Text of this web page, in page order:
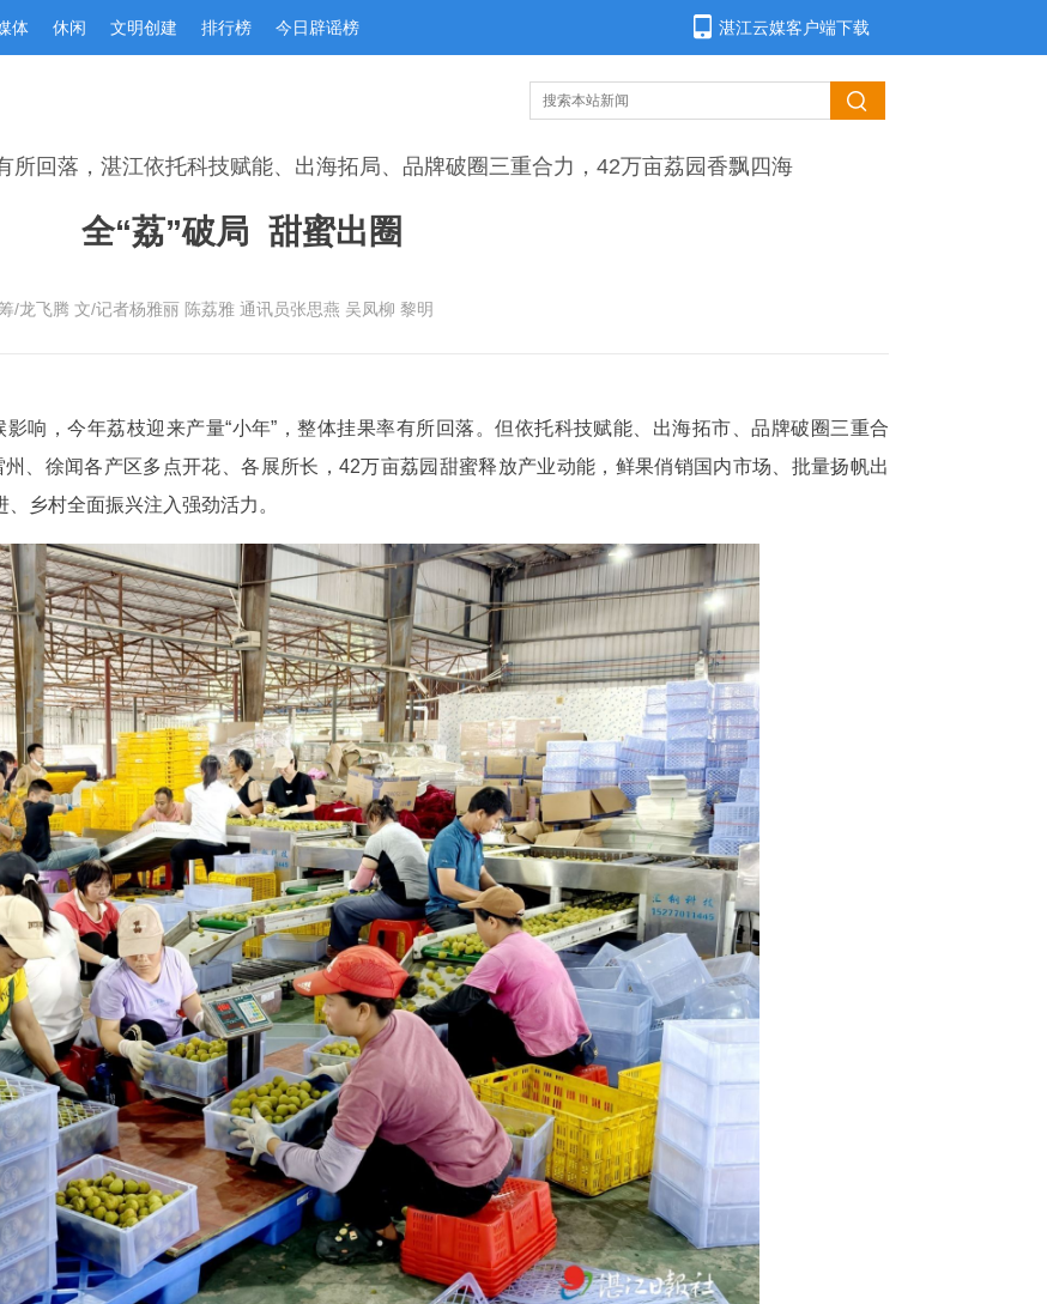
体 休闲 文明创建 排行榜 今日辟谣榜 湛江云媒客户端下载
所回落，湛江依托科技赋能、出海拓局、品牌破圈三重合力，42万亩荔园香飘四海
全“荔”破局  甜蜜出圈
/龙飞腾 文/记者杨雅丽 陈荔雅 通讯员张思燕 吴凤柳 黎明
响，今年荔枝迎来产量“小年”，整体挂果率有所回落。但依托科技赋能、出海拓市、品牌破圈三重合
、徐闻各产区多点开花、各展所长，42万亩荔园甜蜜释放产业动能，鲜果俏销国内市场、批量扬帆出
乡村全面振兴注入强劲活力。